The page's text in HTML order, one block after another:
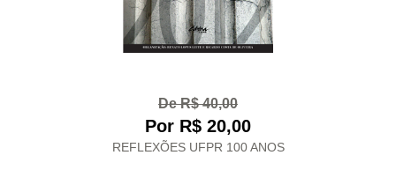
De R$ 40,00
Por R$ 20,00
REFLEXÕES UFPR 100 ANOS